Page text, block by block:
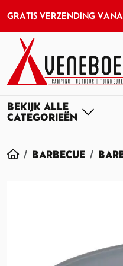
GRATIS VERZENDING
HOMEBARBECUE